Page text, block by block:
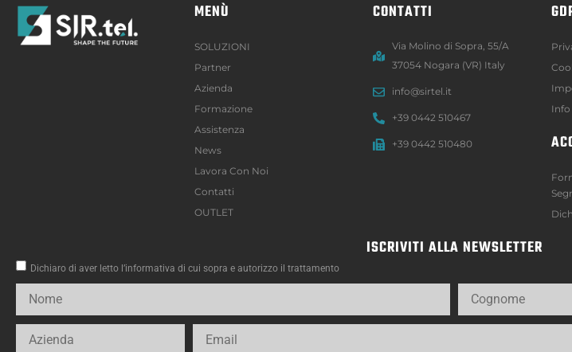
MENÙ
SOLUZIONI
Partner
Azienda
Formazione
Assistenza
News
Lavora Con Noi
Contatti
OUTLET
CONTATTI
Via Molino di Sopra, 55/A
37054 Nogara (VR) Italy
info@sirtel.it
+39 0442 510467
+39 0442 510480
Info
ISCRIVITI ALLA NEWSLETTER
Dichiaro di aver letto l’informativa di cui sopra e autorizzo il trattamento